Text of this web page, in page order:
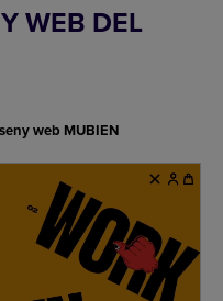
WEB DEL
web MUBIEN